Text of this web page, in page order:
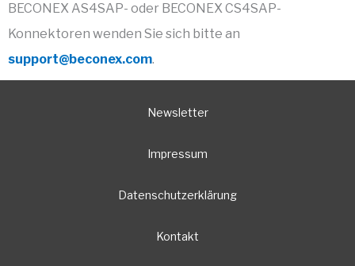
BECONEX AS4SAP- oder BECONEX CS4SAP-
Konnektoren wenden Sie sich bitte an
support@beconex.com.
Newsletter
Impressum
Datenschutzerklärung
Kontakt